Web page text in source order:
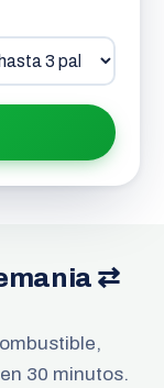
⇄
30 minutos.